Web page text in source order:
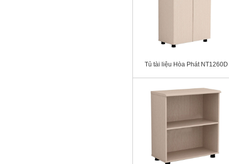
Tủ tài liệu Hòa Phát NT1260D